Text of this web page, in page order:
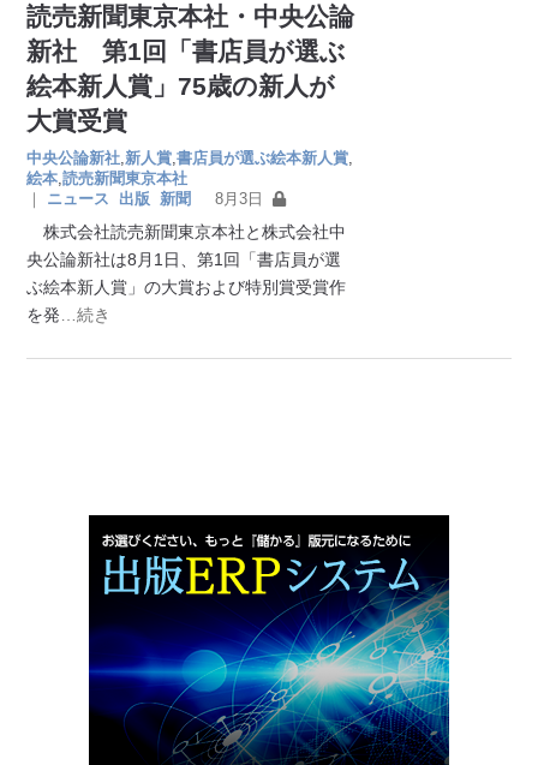
読売新聞東京本社・中央公論
新社 第1回「書店員が選ぶ
絵本新人賞」75歳の新人が
大賞受賞
中央公論新社 新人賞 ,書店員が選ぶ絵本新人賞
絵本 ,読売新聞東京本社
｜
ニュース 出版 新聞 8月3日
株式会社読売新聞東京本社と株式会社中
央公論新社は8月1日、第1回「書店員が選
ぶ絵本新人賞」の大賞および特別賞受賞作
を発 …続き